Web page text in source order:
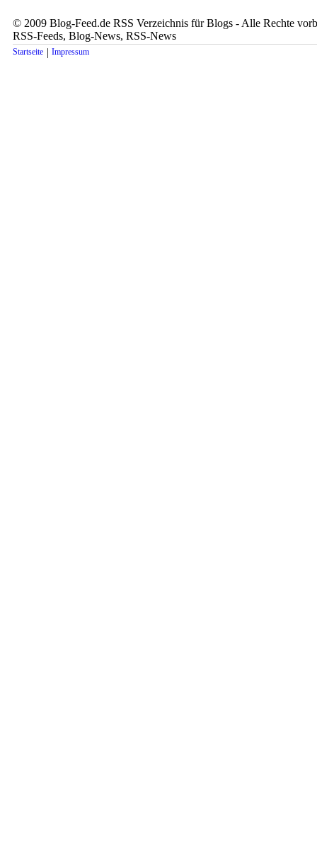
© 2009 Blog-Feed.de RSS Verzeichnis für Blogs - Alle Rechte
RSS-Feeds, Blog-News, RSS-News
Startseite | Impressum